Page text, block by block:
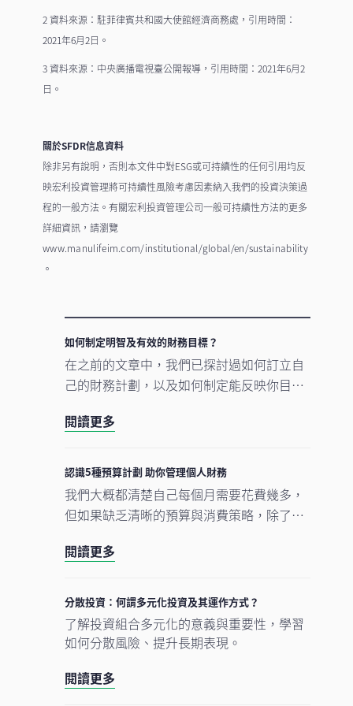
2 資料來源：駐菲律賓共和國大使館經濟商務處，引用時間：
2021年6月2日。
3 資料來源：中央廣播電視臺公開報導，引用時間：2021年6月2
日。
關於SFDR信息資料
除非另有說明，否則本文件中對ESG或可持續性的任何引用均反
映宏利投資管理將可持續性風險考慮因素納入我們的投資決策過
程的一般方法。有關宏利投資管理公司一般可持續性方法的更多
詳細資訊，請瀏覽
www.manulifeim.com/institutional/global/en/sustainability
。
如何制定明智及有效的財務目標？
在之前的文章中，我們已探討過如何訂立自
己的財務計劃，以及如何制定能反映你目前
驟，是建立一套策略協助你實現短期或長期
子，並介紹「 SMART」 原則（具體、可衡
量、可行、相關性、具時限），幫助你清晰
地制定未來希望達成的財務目標。
閱讀更多
認識5種預算計劃 助你管理個人財務
我們大概都清楚自己每個月需要花費幾多，
但如果缺乏清晰的預算與消費策略，除了未
足的情況，甚至在面對突發開支時影響整體
劃，對於掌控個人財務狀況至關重要。
閱讀更多
分散投資：何謂多元化投資及其運作方式？
了解投資組合多元化的意義與重要性，學習
如何分散風險、提升長期表現。
閱讀更多